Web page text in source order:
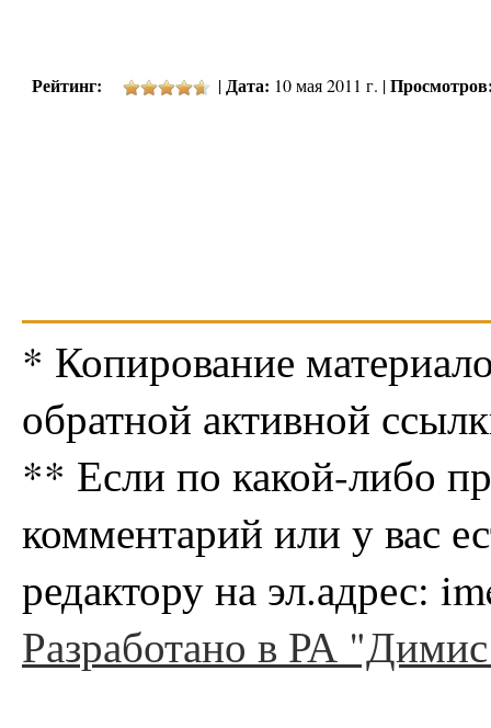
Рейтинг: |Дата: 10 мая 2011 г. |
* Копирование
обратной активной
** Если по какой-либо
комментарий или у вас
редактору на эл.адрес:
Разработано в РА